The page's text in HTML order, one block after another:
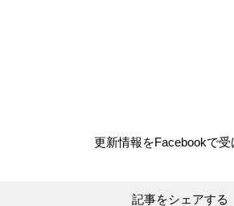
更新情報をFacebookで受
記事をシェアする